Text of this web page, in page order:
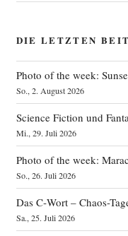
DIE LETZTEN
Photo of the week:
So., 2. August 2026
Science Fiction und
Mi., 29. Juli 2026
Photo of the week:
So., 26. Juli 2026
Das C‑Wort – Chaos-
Sa., 25. Juli 2026